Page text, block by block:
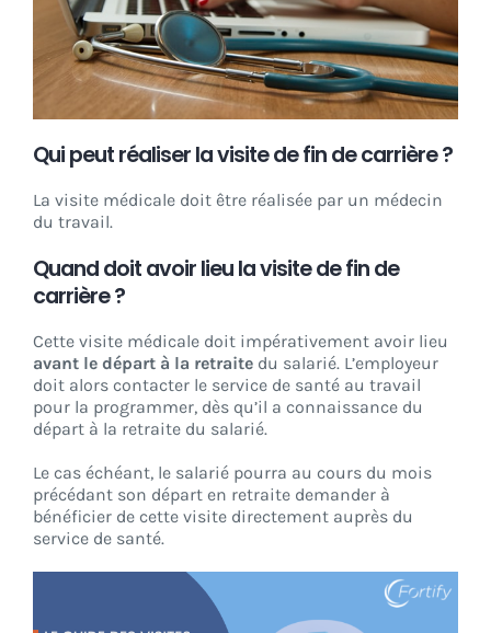
Qui peut réaliser la visite de fin de carrière ?
La visite médicale doit être réalisée par un médecin
du travail.
Quand doit avoir lieu la visite de fin de
carrière ?
Cette visite médicale doit impérativement avoir lieu
avant le départ à la retraite du salarié. L’employeur
doit alors contacter le service de santé au travail
pour la programmer, dès qu’il a connaissance du
départ à la retraite du salarié.
Le cas échéant, le salarié pourra au cours du mois
précédant son départ en retraite demander à
bénéficier de cette visite directement auprès du
service de santé.